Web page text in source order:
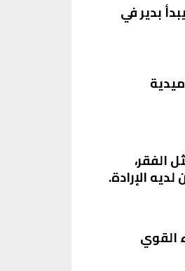
بدير في
الفقر،
الإرادة.
القوي